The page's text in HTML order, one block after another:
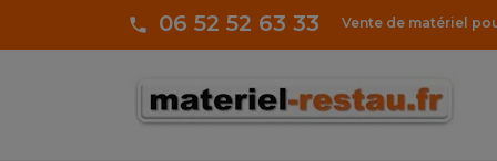
06 52 52 63 33 Vente de matériel